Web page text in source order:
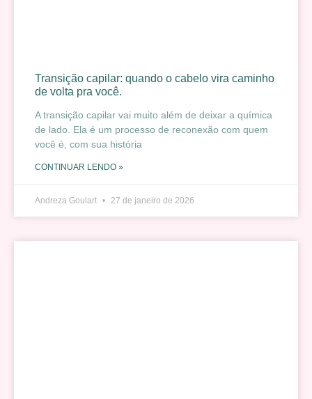
Transição capilar: quando o cabelo vira caminho
de volta pra você.
A transição capilar vai muito além de deixar a química
de lado. Ela é um processo de reconexão com quem
você é, com sua história
CONTINUAR LENDO »
Andreza Goulart 27 de janeiro de 2026